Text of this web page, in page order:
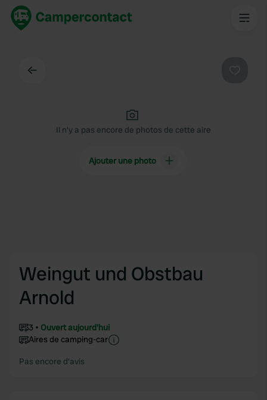
Il n'y a pas encore de photos de cette aire
Ajouter une photo
Weingut und Obstbau
Arnold
3
Ouvert aujourd'hui
Aires de camping-car
Pas encore d'avis